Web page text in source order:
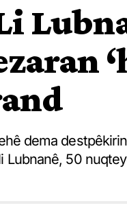
dema
50